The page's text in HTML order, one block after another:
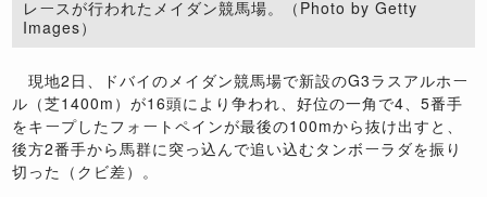
レースが行われたメイダン競馬場。（Photo by Getty
Images）
現地2 日、ドバイのメイダン競馬場で新設のG3ラスアルホー
ル（芝1400m ）が16頭により争われ、好位の一角で4 、5番手
をキープしたフォートペインが最後の100mから抜け出すと、
後方2番手から馬群に突っ込んで追い込むタンボーラダを振り
切った（クビ差）。